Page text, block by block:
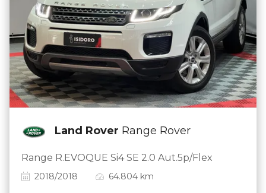
Land Rover Range Rover
Range R.EVOQUE Si4 SE 2.0 Aut.5p/Flex
2018/2018 64.804 km